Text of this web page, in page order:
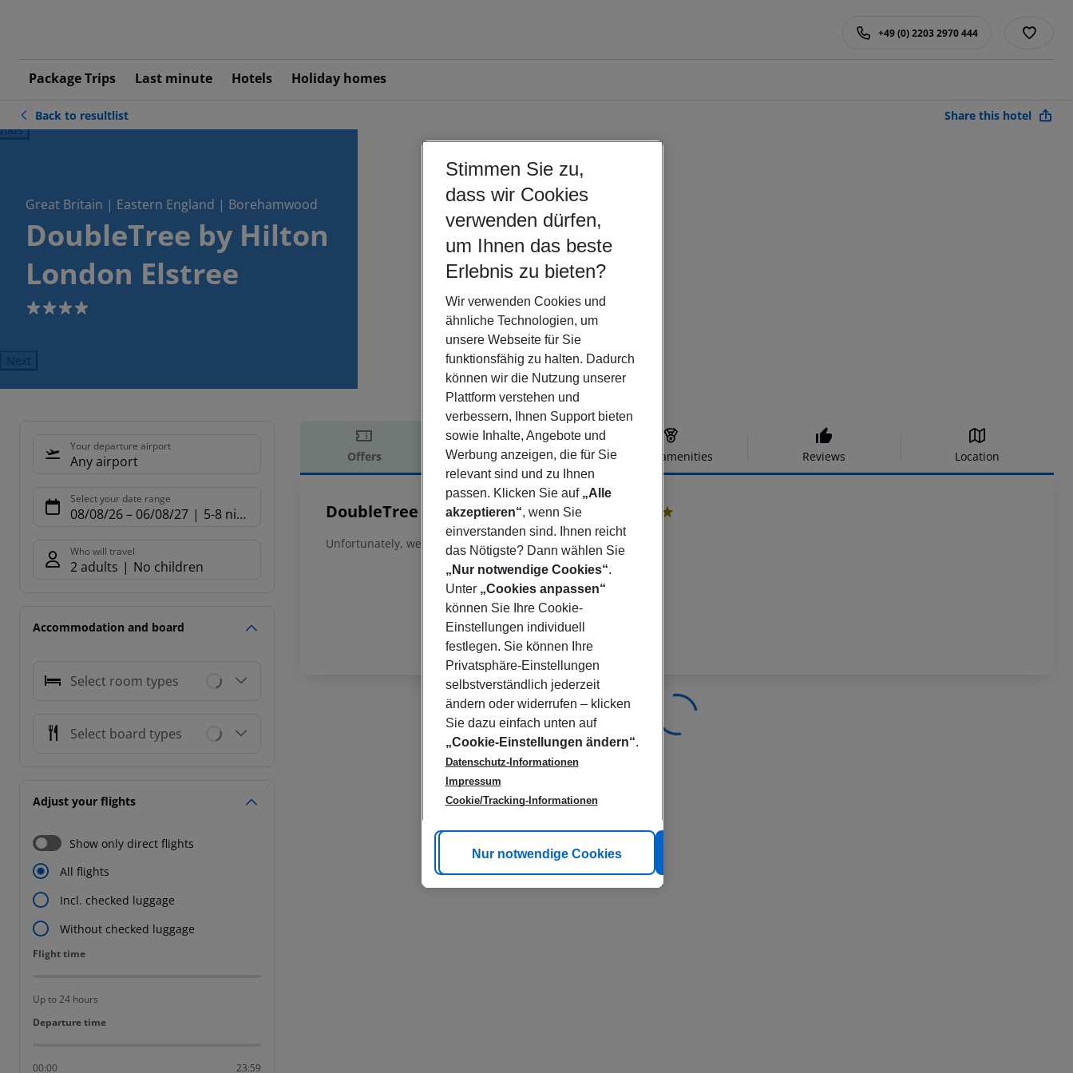
Package Trips Last minute Hotels Holiday homes
+49 (0) 2203 2970 444
Back to resultlist Share this hotel
Great Britain | Eastern England | Borehamwood
DoubleTree by Hilton
London Elstree
4
Next
Your departure airport
Any airport
Select your date range
08/08/26– 06/08/27 5-8 nights
Who will travel
2 adults No children
Accommodation and board
Select room types
Select board types
Adjust your flights
Show only direct flights
All flights
Incl. checked luggage
Without checked luggage
Flight time
Flight time
Up to 24 hours
Departure time
Departure time
00:00 23:59
Offers Offer description Hotel amenities Reviews Location
Offer description
DoubleTree by Hilton London Elstree
4
Unfortunately, we do not have any description available
Stimmen Sie zu,
dass wir Cookies
verwenden dürfen,
um Ihnen das beste
Erlebnis zu bieten?
Wir verwenden Cookies und
ähnliche Technologien, um
unsere Webseite für Sie
funktionsfähig zu halten. Dadurch
können wir die Nutzung unserer
Plattform verstehen und
verbessern, Ihnen Support bieten
sowie Inhalte, Angebote und
Werbung anzeigen, die für Sie
relevant sind und zu Ihnen
passen. Klicken Sie auf „Alle
akzeptieren“, wenn Sie
einverstanden sind. Ihnen reicht
das Nötigste? Dann wählen Sie
„Nur notwendige Cookies“.
Unter „Cookies anpassen“
können Sie Ihre Cookie-
Einstellungen individuell
festlegen. Sie können Ihre
Privatsphäre-Einstellungen
selbstverständlich jederzeit
ändern oder widerrufen – klicken
Sie dazu einfach unten auf
„Cookie-Einstellungen ändern“.
Datenschutz-Informationen
Impressum
Cookie/Tracking-Informationen
Cookie anpassen
Nur notwendige Cookies